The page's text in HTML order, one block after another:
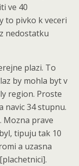
ve 40
to pivko k veceri
nedostatku
plazi. To
by mohla byt v
region. Proste
navic 34 stupnu.
Mozna prave
tipuju tak 10
a uzasna